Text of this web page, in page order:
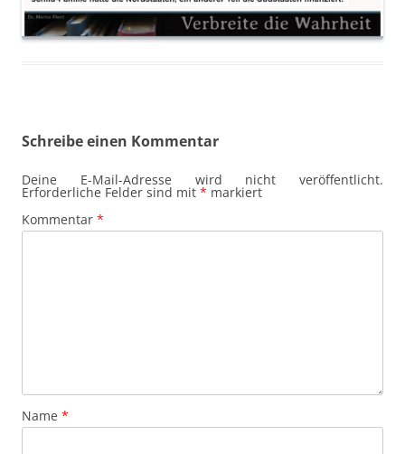
Schreibe einen Kommentar
Deine E-Mail-Adresse wird nicht veröffentlicht.
Erforderliche Felder sind mit * markiert
Kommentar *
Name *